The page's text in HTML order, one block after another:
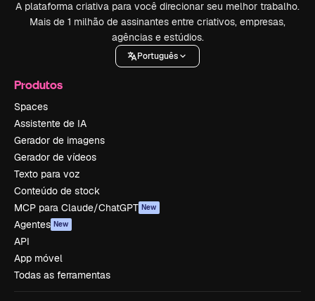
A plataforma criativa para você direcionar seu melhor trabalho.
Mais de 1 milhão de assinantes entre criativos, empresas,
agências e estúdios.
Português
Produtos
Spaces
Assistente de IA
Gerador de imagens
Gerador de vídeos
Texto para voz
Conteúdo de stock
MCP para Claude/ChatGPT New
Agentes New
API
App móvel
Todas as ferramentas